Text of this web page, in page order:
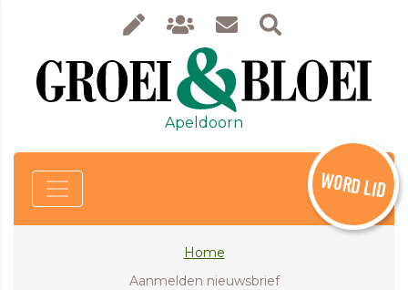
Apeldoorn
WORD LID
Home
Aanmelden nieuwsbrief